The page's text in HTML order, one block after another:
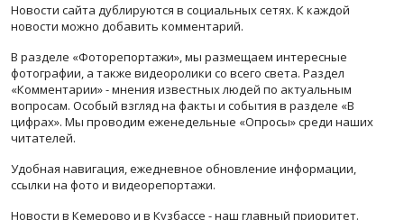
Новости сайта дублируются в социальных сетях. К каждой
новости можно добавить комментарий.
В разделе «Фоторепортажи», мы размещаем интересные
фотографии, а также видеоролики со всего света. Раздел
«Комментарии» - мнения известных людей по актуальным
вопросам. Особый взгляд на факты и события в разделе «В
цифрах». Мы проводим еженедельные «Опросы» среди наших
читателей.
Удобная навигация, ежедневное обновление информации,
ссылки на фото и видеорепортажи.
Новости в Кемерово и в Кузбассе - наш главный приоритет.